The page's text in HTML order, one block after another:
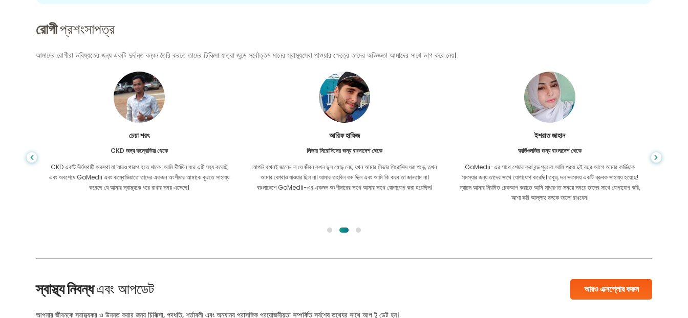
রোগীপ্রশংসাপত্র
আমাদের রোগীরা ভবিষ্যতের জন্য একটি দুর্দান্ত বন্ধন তৈরি করতে তাদের চিকিত্সা যাত্রা জুড়ে সর্বোত্তম মানের স্বাস্থ্যসেবা পাওয়ার ক্ষেত্রে তাদের অভিজ্ঞতা আমাদের সাথে ভাগ করে নেয়।
চেয়া শরৎ
CKD জন্য কম্বোডিয়া থেকে
CKD একটি দীর্ঘস্থায়ী অবস্থা যা আরও খারাপ হতে থাকে। আমি দীর্ঘদিন ধরে এটি সহ্য করেছি
এবং অবশেষে GoMedii এবং কম্বোডিয়াতে তাদের একজন অংশীদার আমাকে বুঝতে সাহায্য
করেছে যে আমার স্বাস্থ্যকে ধরে রাখার সময় এসেছে।
আরিফ হাফিজ
লিভার সিরোসিসের জন্য বাংলাদেশ থেকে
আপনি কখনই জানেন না যে জীবন কখন ভুল মোড় নেয়, যখন আমার লিভার সিরোসিস ধরা পড়ে, তখন
আমার কোথাও যাওয়ার ছিল না। আমার তহবিল কম ছিল এবং আমি কি করব তা জানতাম না।
বাংলাদেশে GoMedii-এর একজন অংশীদারের সাথে আমার সাথে যোগাযোগ করা হয়েছিল।
ইশরাত জাহান
কার্ডিওলজির জন্য বাংলাদেশ থেকে
GoMedii-এর সাথে শেয়ার করা বন্ড পুরনো৷ আমি প্রায় দুই বছর আগে আমার কার্ডিয়াক
সমস্যার জন্য তাদের সাথে যোগাযোগ করেছি। তবুও, দল সবসময় একটি ধ্রুবক সাহায্য হয়েছে!
ম্যাক্সে আমার নিয়মিত চেকআপ করাতে আমি সাধারণত সময়ে সময়ে তাদের সাথে যোগাযোগ করি,
আশা করি আল্লাহ দলকে ভালো রাখবেন।
স্বাস্থ্য নিবন্ধএবং আপডেট আরও এক্সপ্লোর করুন
আপনার জীবনকে স্বাস্থ্যকর ও উন্নত করার জন্য চিকিত্সা, পদ্ধতি, শর্তাবলী এবং অন্যান্য প্রাসঙ্গিক প্রয়োজনীয়তা সম্পর্কিত সর্বশেষ তথ্যের সাথে আপ টু ডেট হন।